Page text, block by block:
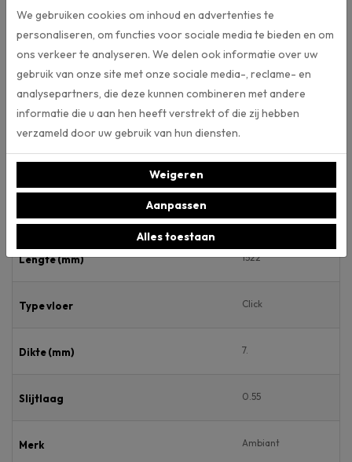
vloer uit de collectie aan te klikken. Klik
gebruik te maken. Daarnaast kunt u alle vloeren van vloerenmerk
Ambiant ook in onze webshop bekijken.
Specificaties
Lengte (mm) 1522
Type vloer Click
Dikte (mm) 7.
Slijtlaag 0.55
Merk Ambiant
We gebruiken cookies om inhoud en advertenties te
personaliseren, om functies voor sociale media te bieden en om
ons verkeer te analyseren. We delen ook informatie over uw
gebruik van onze site met onze sociale media-, reclame- en
analysepartners, die deze kunnen combineren met andere
informatie die u aan hen heeft verstrekt of die zij hebben
verzameld door uw gebruik van hun diensten.
Weigeren
Aanpassen
Alles toestaan